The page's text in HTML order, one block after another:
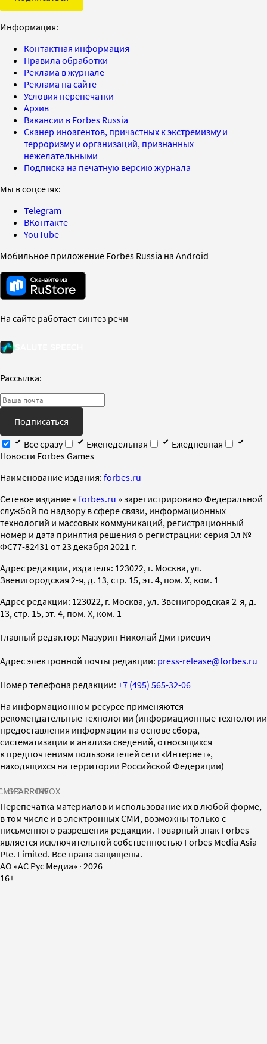
Информация:
Контактная информация
Правила обработки
Реклама в журнале
Реклама на сайте
Условия перепечатки
Архив
Вакансии в Forbes Russia
Сканер иноагентов, причастных к экстремизму и
терроризму и организаций, признанных
нежелательными
Подписка на печатную версию журнала
Мы в соцсетях:
Telegram
ВКонтакте
YouTube
Мобильное приложение Forbes Russia на Android
На сайте работает синтез речи
Рассылка:
Подписаться
Все сразу
Еженедельная
Ежедневная
Новости Forbes Games
Наименование издания: forbes.ru
Cетевое издание « forbes.ru » зарегистрировано Федеральной
службой по надзору в сфере связи, информационных
технологий и массовых коммуникаций, регистрационный
номер и дата принятия решения о регистрации: серия Эл №
ФС77-82431 от 23 декабря 2021 г.
Адрес редакции, издателя: 123022, г. Москва, ул.
Звенигородская 2-я, д. 13, стр. 15, эт. 4, пом. X, ком. 1
Адрес редакции: 123022, г. Москва, ул. Звенигородская 2-я, д.
13, стр. 15, эт. 4, пом. X, ком. 1
Главный редактор: Мазурин Николай Дмитриевич
Адрес электронной почты редакции: press-release@forbes.ru
Номер телефона редакции: +7 (495) 565-32-06
На информационном ресурсе применяются
рекомендательные технологии (информационные технологии
предоставления информации на основе сбора,
систематизации и анализа сведений, относящихся
к предпочтениям пользователей сети «Интернет»,
находящихся на территории Российской Федерации)
SPARROWINFOX
Перепечатка материалов и использование их в любой форме,
в том числе и в электронных СМИ, возможны только с
письменного разрешения редакции. Товарный знак Forbes
является исключительной собственностью Forbes Media Asia
Pte. Limited. Все права защищены.
AO «АС Рус Медиа» · 2026
16+